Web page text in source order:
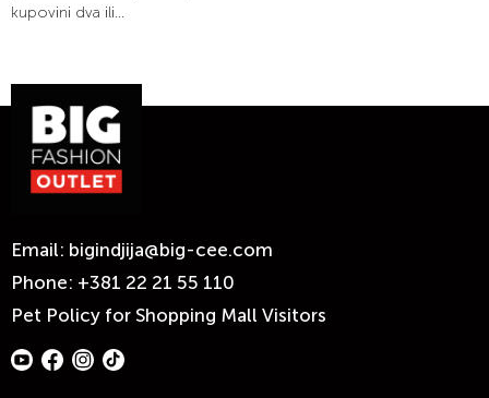
kupovini dva ili...
Email: bigindjija@big-cee.com
Phone: +381 22 21 55 110
Pet Policy for Shopping Mall Visitors